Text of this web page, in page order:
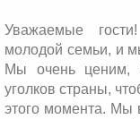
Уважаемые
молодой семьи, и
Мы очень ценим,
уголков страны,
этого момента. Мы